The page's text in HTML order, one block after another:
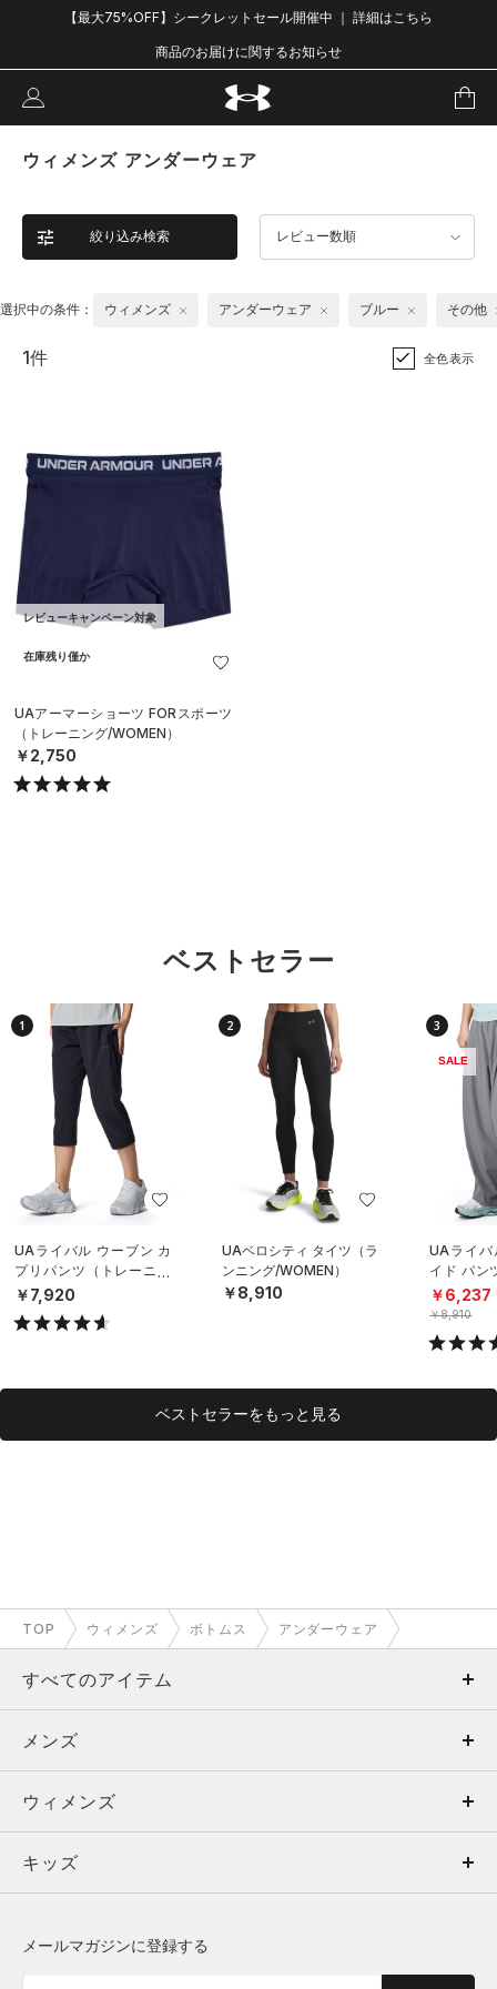
【最大75%OFF】シークレットセール開催中 ｜ 詳細はこちら
商品のお届けに関するお知らせ
ウィメンズ アンダーウェア
絞り込み検索 レビュー数順
選択中の条件： ウィメンズ アンダーウェア ブルー その他
1件 全色表示
レビューキャンペーン対象
在庫残り僅か
UAアーマーショーツ FORスポーツ
（トレーニング/WOMEN）
￥2,750
ベストセラー
1
UAライバル ウーブン カ
プリパンツ（トレーニン
グ/WOMEN）
￥7,920
2
UAベロシティ タイツ（ラ
ンニング/WOMEN）
￥8,910
3
SALE
UAライバ
イド パン
イル/
￥6,237
￥8,910
ベストセラーをもっと見る
TOP ウィメンズ ボトムス アンダーウェア
すべてのアイテム
メンズ
ウィメンズ
キッズ
メンズ
トップス
ボトムス
ウィメンズ
トップス
キッズ
メールマガジンに登録する